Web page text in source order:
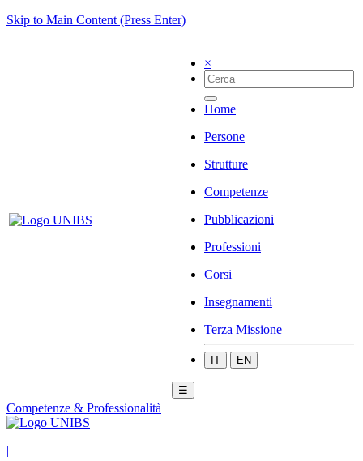
Skip to Main Content (Press Enter)
×
Home
Persone
Strutture
Competenze
Pubblicazioni
Professioni
Corsi
Insegnamenti
Terza Missione
IT EN
☰
Competenze & Professionalità
|